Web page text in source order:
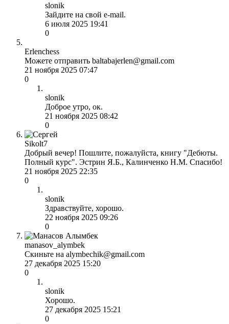
slonik
Зайдите на свой e-mail.
6 июля 2025 19:41
0
Erlenchess
Можете отправить baltabajerlen@gmail.com
21 ноября 2025 07:47
0
slonik
Доброе утро, ок.
21 ноября 2025 08:42
0
Sikolt7
Добрый вечер! Пошлите, пожалуйста, книгу "Дебюты.
Полный курс". Эстрин Я.Б., Калинченко Н.М. Спасибо!
21 ноября 2025 22:35
0
slonik
Здравствуйте, хорошо.
22 ноября 2025 09:26
0
manasov_alymbek
Скиньте на alymbechik@gmail.com
27 декабря 2025 15:20
0
slonik
Хорошо.
27 декабря 2025 15:21
0